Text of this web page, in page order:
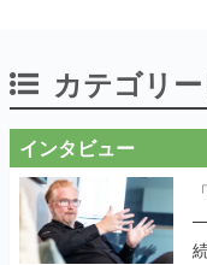
カテゴリ
インタビュー